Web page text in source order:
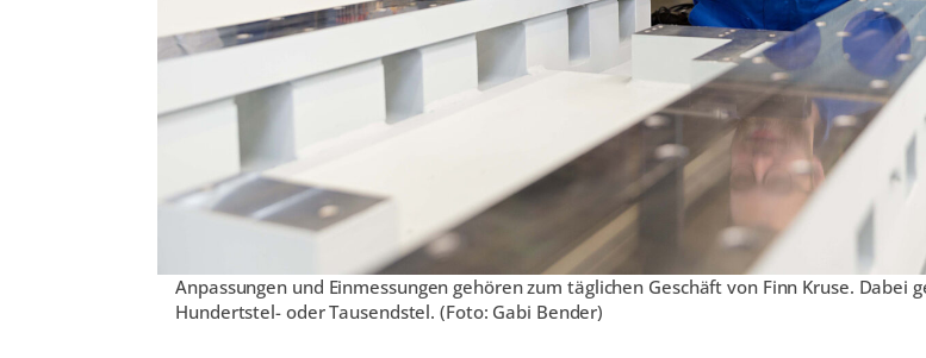
Anpassungen und Einmessungen gehören zum täglichen Geschäft von Finn Kruse. Dabei
Hundertstel- oder Tausendstel. (Foto: Gabi Bender)